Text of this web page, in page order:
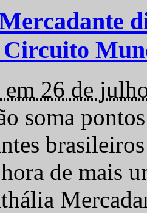
Circuito
26 de
soma
de mais